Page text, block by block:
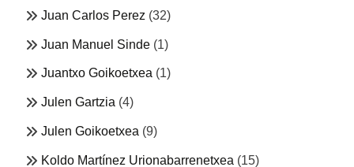
Juan Carlos Perez (32)
Juan Manuel Sinde (1)
Juantxo Goikoetxea (1)
Julen Gartzia (4)
Julen Goikoetxea (9)
Koldo Martínez Urionabarrenetxea (15)